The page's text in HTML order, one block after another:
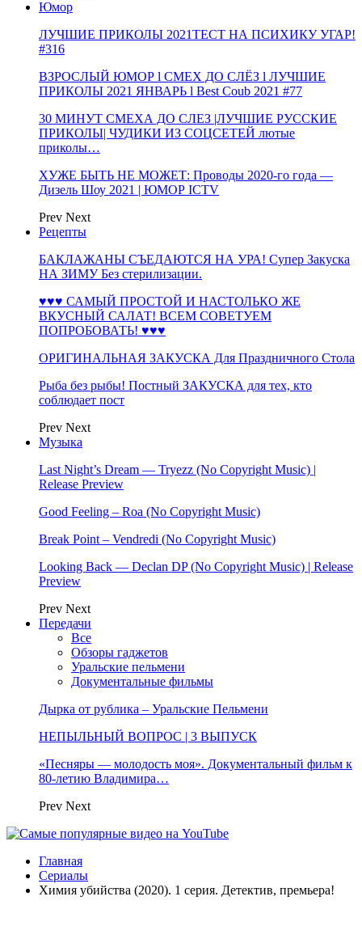
Юмор
ЛУЧШИЕ ПРИКОЛЫ 2021ТЕСТ НА ПСИХИКУ УГАР!
#316
ВЗРОСЛЫЙ ЮМОР l СМЕХ ДО СЛЁЗ l ЛУЧШИЕ
ПРИКОЛЫ 2021 ЯНВАРЬ l Best Coub 2021 #77
30 МИНУТ СМЕХА ДО СЛЕЗ |ЛУЧШИЕ РУССКИЕ
ПРИКОЛЫ| ЧУДИКИ ИЗ СОЦСЕТЕЙ лютые
приколы…
ХУЖЕ БЫТЬ НЕ МОЖЕТ: Проводы 2020-го года —
Дизель Шоу 2021 | ЮМОР ICTV
Prev Next
Рецепты
БАКЛАЖАНЫ СЪЕДАЮТСЯ НА УРА! Супер Закуска
НА ЗИМУ Без стерилизации.
♥♥♥ САМЫЙ ПРОСТОЙ И НАСТОЛЬКО ЖЕ
ВКУСНЫЙ САЛАТ! ВСЕМ СОВЕТУЕМ
ПОПРОБОВАТЬ! ♥♥♥
ОРИГИНАЛЬНАЯ ЗАКУСКА Для Праздничного Стола
Рыба без рыбы! Постный ЗАКУСКА для тех, кто
соблюдает пост
Prev Next
Музыка
Last Night’s Dream — Tryezz (No Copyright Music) |
Release Preview
Good Feeling – Roa (No Copyright Music)
Break Point – Vendredi (No Copyright Music)
Looking Back — Declan DP (No Copyright Music) | Release
Preview
Prev Next
Передачи
Все
Обзоры гаджетов
Уральские пельмени
Документальные фильмы
Дырка от рублика – Уральские Пельмени
НЕПЫЛЬНЫЙ ВОПРОС | 3 ВЫПУСК
«Песняры — молодость моя». Документальный фильм к
80-летию Владимира…
Prev Next
Главная
Сериалы
Химия убийства (2020). 1 серия. Детектив, премьера!